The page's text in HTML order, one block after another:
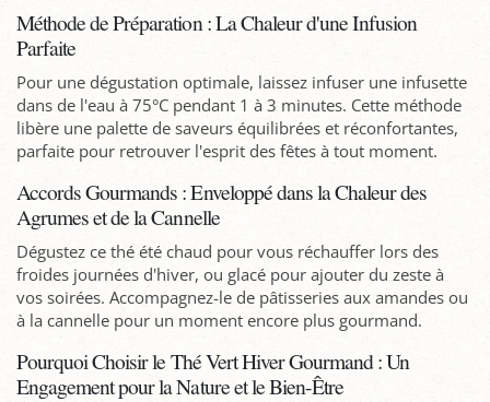
Méthode de Préparation : La Chaleur d'une Infusion
Parfaite
Pour une dégustation optimale, laissez infuser une infusette
dans de l'eau à 75°C pendant 1 à 3 minutes. Cette méthode
libère une palette de saveurs équilibrées et réconfortantes,
parfaite pour retrouver l'esprit des fêtes à tout moment.
Accords Gourmands : Enveloppé dans la Chaleur des
Agrumes et de la Cannelle
Dégustez ce thé été chaud pour vous réchauffer lors des
froides journées d'hiver, ou glacé pour ajouter du zeste à
vos soirées. Accompagnez-le de pâtisseries aux amandes ou
à la cannelle pour un moment encore plus gourmand.
Pourquoi Choisir le Thé Vert Hiver Gourmand : Un
Engagement pour la Nature et le Bien-Être